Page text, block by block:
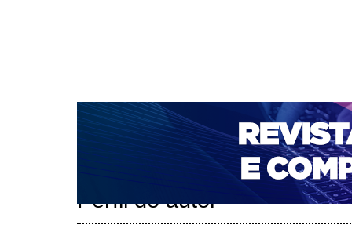
CAPA SOBRE ACESSO CADASTRO
NOTÍCIAS
PORTAL DE REVISTAS DA UNIFACS
PARA AVALIADORES
NOVA SUBMISSÃO
Perfil do autor